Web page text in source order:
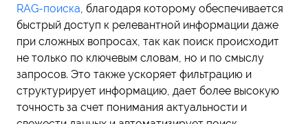
RAG-поиска, благодаря которому обеспечивается
быстрый доступ к релевантной информации даже
при сложных вопросах, так как поиск происходит
не только по ключевым словам, но и по смыслу
запросов. Это также ускоряет фильтрацию и
структурирует информацию, дает более высокую
точность за счет понимания актуальности и